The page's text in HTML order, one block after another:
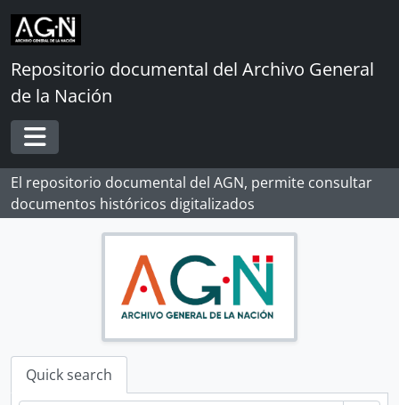
Skip to main content
Repositorio documental del Archivo General
de la Nación
Toggle navigation
El repositorio documental del AGN, permite consultar
documentos históricos digitalizados
Quick search